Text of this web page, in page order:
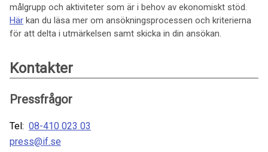
målgrupp och aktiviteter som är i behov av ekonomiskt stöd.
Här kan du läsa mer om ansökningsprocessen och kriterierna
för att delta i utmärkelsen samt skicka in din ansökan.
Kontakter
Pressfrågor
Tel: 08-410 023 03
press@if.se